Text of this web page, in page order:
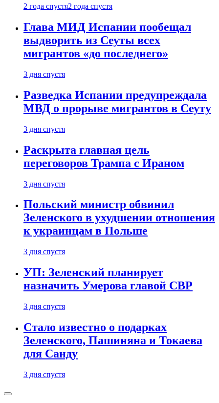
2 года спустя2 года спустя
Глава МИД Испании пообещал
выдворить из Сеуты всех
мигрантов «до последнего»
3 дня спустя
Разведка Испании предупреждала
МВД о прорыве мигрантов в Сеуту
3 дня спустя
Раскрыта главная цель
переговоров Трампа с Ираном
3 дня спустя
Польский министр обвинил
Зеленского в ухудшении отношения
к украинцам в Польше
3 дня спустя
УП: Зеленский планирует
назначить Умерова главой СВР
3 дня спустя
Стало известно о подарках
Зеленского, Пашиняна и Токаева
для Санду
3 дня спустя